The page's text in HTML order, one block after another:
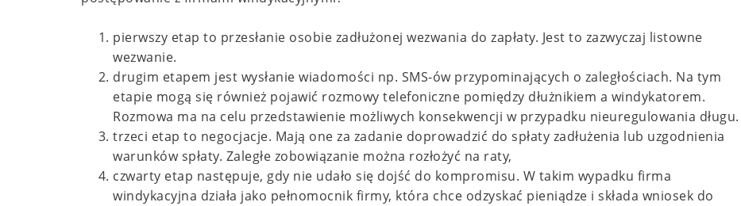
pierwszy etap to przesłanie osobie zadłużonej wezwania do zapłaty. Jest to zazwyczaj listowne
wezwanie.
drugim etapem jest wysłanie wiadomości np. SMS-ów przypominających o zaległościach. Na tym
etapie mogą się również pojawić rozmowy telefoniczne pomiędzy dłużnikiem a windykatorem.
Rozmowa ma na celu przedstawienie możliwych konsekwencji w przypadku nieuregulowania długu.
trzeci etap to negocjacje. Mają one za zadanie doprowadzić do spłaty zadłużenia lub uzgodnienia
warunków spłaty. Zaległe zobowiązanie można rozłożyć na raty,
czwarty etap następuje, gdy nie udało się dojść do kompromisu. W takim wypadku firma
windykacyjna działa jako pełnomocnik firmy, która chce odzyskać pieniądze i składa wniosek do